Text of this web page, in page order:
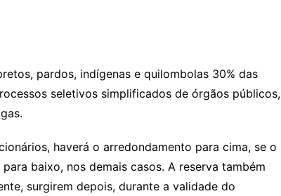
pardos, indígenas e quilombolas 30% das
seletivos simplificados de órgãos públicos,
haverá o arredondamento para cima, se o
baixo, nos demais casos. A reserva também
surgirem depois, durante a validade do